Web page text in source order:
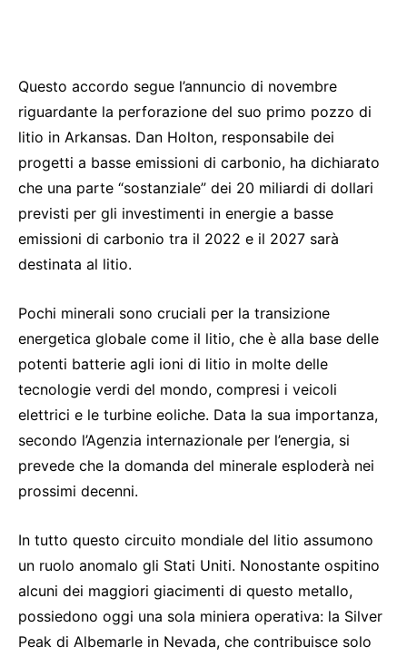
Questo accordo segue l’annuncio di novembre
riguardante la perforazione del suo primo pozzo di
litio in Arkansas. Dan Holton, responsabile dei
progetti a basse emissioni di carbonio, ha dichiarato
che una parte “sostanziale” dei 20 miliardi di dollari
previsti per gli investimenti in energie a basse
emissioni di carbonio tra il 2022 e il 2027 sarà
destinata al litio.
Pochi minerali sono cruciali per la transizione
energetica globale come il litio, che è alla base delle
potenti batterie agli ioni di litio in molte delle
tecnologie verdi del mondo, compresi i veicoli
elettrici e le turbine eoliche. Data la sua importanza,
secondo l’Agenzia internazionale per l’energia, si
prevede che la domanda del minerale esploderà nei
prossimi decenni.
In tutto questo circuito mondiale del litio assumono
un ruolo anomalo gli Stati Uniti. Nonostante ospitino
alcuni dei maggiori giacimenti di questo metallo,
possiedono oggi una sola miniera operativa: la Silver
Peak di Albemarle in Nevada, che contribuisce solo